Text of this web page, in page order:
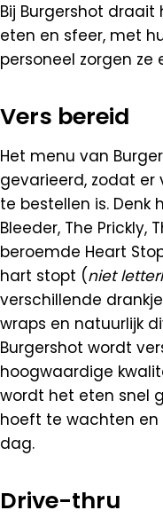
Bij Burgershot
eten en sfeer, met
personeel zorgen ze
Vers bereid
Het menu van
gevarieerd, zodat er
te bestellen is. Denk
Bleeder, The Prickly,
beroemde Heart
hart stopt (niet
verschillende
wraps en natuurlijk
Burgershot wordt
hoogwaardige
wordt het eten snel
hoeft te wachten en
dag.
Drive-thru